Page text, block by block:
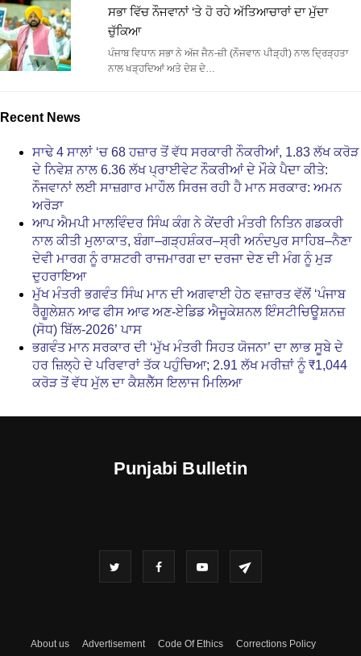
ਸਭਾ ਵਿੱਚ ਨੌਜਵਾਨਾਂ ‘ਤੇ ਹੋ ਰਹੇ ਅੱਤਿਆਚਾਰਾਂ ਦਾ ਮੁੱਦਾ
ਚੁੱਕਿਆ
ਪੰਜਾਬ ਵਿਧਾਨ ਸਭਾ ਨੇ ਅੱਜ ਜੈਨ-ਜ਼ੀ (ਨੌਜਵਾਨ ਪੀੜ੍ਹੀ) ਨਾਲ ਦ੍ਰਿੜ੍ਹਤਾ
ਨਾਲ ਖੜ੍ਹਦਿਆਂ ਅਤੇ ਦੇਸ਼ ਦੇ…
Recent News
ਸਾਢੇ 4 ਸਾਲਾਂ ‘ਚ 68 ਹਜ਼ਾਰ ਤੋਂ ਵੱਧ ਸਰਕਾਰੀ ਨੌਕਰੀਆਂ, 1.83 ਲੱਖ ਕਰੋੜ
ਦੇ ਨਿਵੇਸ਼ ਨਾਲ 6.36 ਲੱਖ ਪ੍ਰਾਈਵੇਟ ਨੌਕਰੀਆਂ ਦੇ ਮੌਕੇ ਪੈਦਾ ਕੀਤੇ:
ਨੌਜਵਾਨਾਂ ਲਈ ਸਾਜ਼ਗਾਰ ਮਾਹੌਲ ਸਿਰਜ ਰਹੀ ਹੈ ਮਾਨ ਸਰਕਾਰ: ਅਮਨ
ਅਰੋੜਾ
ਆਪ ਐਮਪੀ ਮਾਲਵਿੰਦਰ ਸਿੰਘ ਕੰਗ ਨੇ ਕੇਂਦਰੀ ਮੰਤਰੀ ਨਿਤਿਨ ਗਡਕਰੀ
ਨਾਲ ਕੀਤੀ ਮੁਲਾਕਾਤ, ਬੰਗਾ–ਗੜ੍ਹਸ਼ੰਕਰ–ਸ੍ਰੀ ਅਨੰਦਪੁਰ ਸਾਹਿਬ–ਨੈਣਾ
ਦੇਵੀ ਮਾਰਗ ਨੂੰ ਰਾਸ਼ਟਰੀ ਰਾਜਮਾਰਗ ਦਾ ਦਰਜਾ ਦੇਣ ਦੀ ਮੰਗ ਨੂੰ ਮੁੜ
ਦੁਹਰਾਇਆ
ਮੁੱਖ ਮੰਤਰੀ ਭਗਵੰਤ ਸਿੰਘ ਮਾਨ ਦੀ ਅਗਵਾਈ ਹੇਠ ਵਜ਼ਾਰਤ ਵੱਲੋਂ ‘ਪੰਜਾਬ
ਰੈਗੂਲੇਸ਼ਨ ਆਫ ਫੀਸ ਆਫ ਅਣ-ਏਡਿਡ ਐਜੂਕੇਸ਼ਨਲ ਇੰਸਟੀਚਿਊਸ਼ਨਜ਼
(ਸੋਧ) ਬਿੱਲ-2026’ ਪਾਸ
ਭਗਵੰਤ ਮਾਨ ਸਰਕਾਰ ਦੀ ‘ਮੁੱਖ ਮੰਤਰੀ ਸਿਹਤ ਯੋਜਨਾ’ ਦਾ ਲਾਭ ਸੂਬੇ ਦੇ
ਹਰ ਜ਼ਿਲ੍ਹੇ ਦੇ ਪਰਿਵਾਰਾਂ ਤੱਕ ਪਹੁੰਚਿਆ; 2.91 ਲੱਖ ਮਰੀਜ਼ਾਂ ਨੂੰ ₹1,044
ਕਰੋੜ ਤੋਂ ਵੱਧ ਮੁੱਲ ਦਾ ਕੈਸ਼ਲੈੱਸ ਇਲਾਜ ਮਿਲਿਆ
Punjabi Bulletin
About us Advertisement Code Of Ethics Corrections Policy